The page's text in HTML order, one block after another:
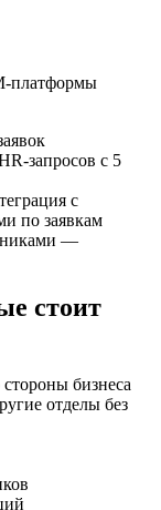
платформы
запросов с 5
с
по заявкам
—
стоит
бизнеса
отделы без